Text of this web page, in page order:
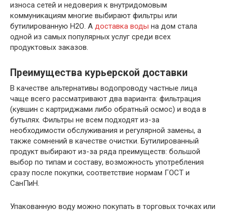
износа сетей и недоверия к внутридомовым
коммуникациям многие выбирают фильтры или
бутилированную Н2О. А доставка воды на дом стала
одной из самых популярных услуг среди всех
продуктовых заказов.
Преимущества курьерской доставки
В качестве альтернативы водопроводу частные лица
чаще всего рассматривают два варианта: фильтрация
(кувшин с картриджами либо обратный осмос) и вода в
бутылях. Фильтры не всем подходят из-за
необходимости обслуживания и регулярной замены, а
также сомнений в качестве очистки. Бутилированный
продукт выбирают из-за ряда преимуществ: большой
выбор по типам и составу, возможность употребления
сразу после покупки, соответствие нормам ГОСТ и
СанПиН.
Упакованную воду можно покупать в торговых точках или